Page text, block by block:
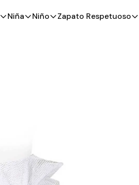
Niña Niño Zapato Respetuoso